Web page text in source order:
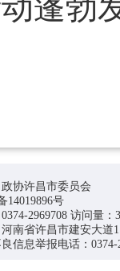
蓬勃
协许昌市委员会
14019896号
2969708 访问量：
南省许昌市建安大道
信息举报电话：